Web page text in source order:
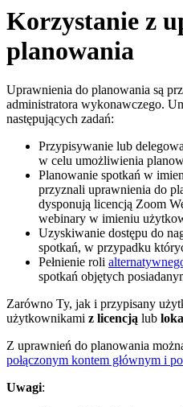
Korzystanie z
planowania
Uprawnienia do planowania są
administratora wykonawczego.
następujących zadań:
Przypisywanie lub
w celu umożliwienia
Planowanie spotkań w
przyznali uprawnienia do
dysponują licencją Zoom
webinary w imieniu
Uzyskiwanie dostępu do
spotkań, w przypadku
Pełnienie roli
spotkań objętych
Zarówno Ty, jak i przypisany
użytkownikami z licencją lub
Z uprawnień do planowania
połączonym kontem głównym i
Uwagi: